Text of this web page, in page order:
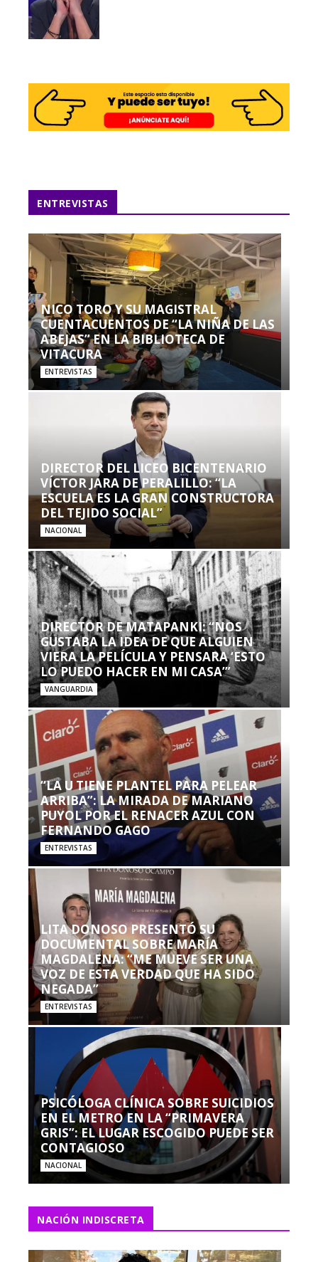
ENTREVISTAS
NICO TORO Y SU MAGISTRAL
CUENTACUENTOS DE “LA NIÑA DE LAS
ABEJAS” EN LA BIBLIOTECA DE
VITACURA
ENTREVISTAS
DIRECTOR DEL LICEO BICENTENARIO
VÍCTOR JARA DE PERALILLO: “LA
ESCUELA ES LA GRAN CONSTRUCTORA
DEL TEJIDO SOCIAL”
NACIONAL
DIRECTOR DE MATAPANKI: “NOS
GUSTABA LA IDEA DE QUE ALGUIEN
VIERA LA PELÍCULA Y PENSARA ‘ESTO
LO PUEDO HACER EN MI CASA’”
VANGUARDIA
“LA U TIENE PLANTEL PARA PELEAR
ARRIBA”: LA MIRADA DE MARIANO
PUYOL POR EL RENACER AZUL CON
FERNANDO GAGO
ENTREVISTAS
LITA DONOSO PRESENTÓ SU
DOCUMENTAL SOBRE MARÍA
MAGDALENA: “ME MUEVE SER UNA
VOZ DE ESTA VERDAD QUE HA SIDO
NEGADA”
ENTREVISTAS
PSICÓLOGA CLÍNICA SOBRE SUICIDIOS
EN EL METRO EN LA “PRIMAVERA
GRIS”: EL LUGAR ESCOGIDO PUEDE SER
CONTAGIOSO
NACIONAL
NACIÓN INDISCRETA